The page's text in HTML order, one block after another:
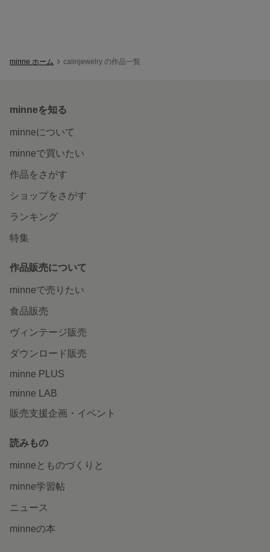
minne ホーム calinjewelry の作品一覧
minneを知る
minneについて
minneで買いたい
作品をさがす
ショップをさがす
ランキング
特集
作品販売について
minneで売りたい
食品販売
ヴィンテージ販売
ダウンロード販売
minne PLUS
minne LAB
販売支援企画・イベント
読みもの
minneとものづくりと
minne学習帖
ニュース
minneの本